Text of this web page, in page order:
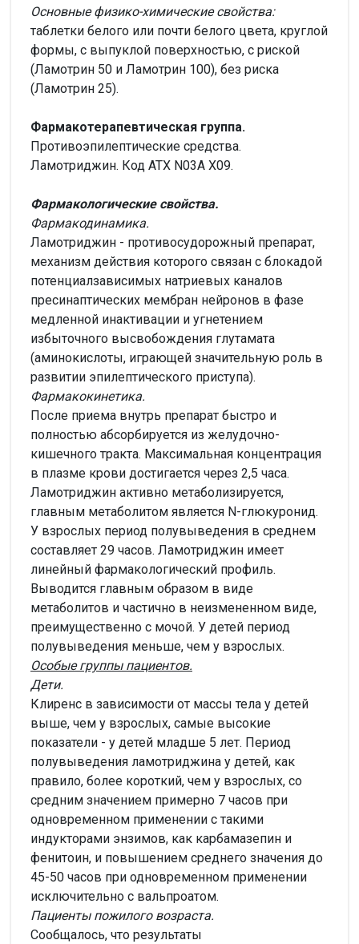
Основные физико-химические свойства:
таблетки белого или почти белого цвета, круглой
формы, с выпуклой поверхностью, с риской
(Ламотрин 50 и Ламотрин 100), без риска
(Ламотрин 25).
Фармакотерапевтическая группа.
Противоэпилептические средства.
Ламотриджин. Код ATX N03A X09.
Фармакологические свойства.
Фармакодинамика.
Ламотриджин - противосудорожный препарат,
механизм действия которого связан с блокадой
потенциалзависимых натриевых каналов
пресинаптических мембран нейронов в фазе
медленной инактивации и угнетением
избыточного высвобождения глутамата
(аминокислоты, играющей значительную роль в
развитии эпилептического приступа).
Фармакокинетика.
После приема внутрь препарат быстро и
полностью абсорбируется из желудочно-
кишечного тракта. Максимальная концентрация
в плазме крови достигается через 2,5 часа.
Ламотриджин активно метаболизируется,
главным метаболитом является N-глюкуронид.
У взрослых период полувыведения в среднем
составляет 29 часов. Ламотриджин имеет
линейный фармакологический профиль.
Выводится главным образом в виде
метаболитов и частично в неизмененном виде,
преимущественно с мочой. У детей период
полувыведения меньше, чем у взрослых.
Особые группы пациентов.
Дети.
Клиренс в зависимости от массы тела у детей
выше, чем у взрослых, самые высокие
показатели - у детей младше 5 лет. Период
полувыведения ламотриджина у детей, как
правило, более короткий, чем у взрослых, со
средним значением примерно 7 часов при
одновременном применении с такими
индукторами энзимов, как карбамазепин и
фенитоин, и повышением среднего значения до
45-50 часов при одновременном применении
исключительно с вальпроатом.
Пациенты пожилого возраста.
Сообщалось, что результаты